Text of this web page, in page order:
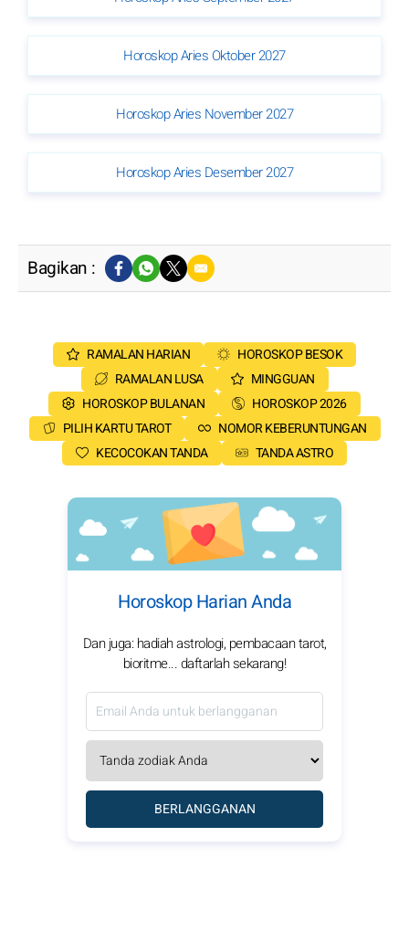
Horoskop Aries Oktober 2027
Horoskop Aries November 2027
Horoskop Aries Desember 2027
Bagikan :
RAMALAN HARIAN
HOROSKOP BESOK
RAMALAN LUSA
MINGGUAN
HOROSKOP BULANAN
HOROSKOP 2026
PILIH KARTU TAROT
NOMOR KEBERUNTUNGAN
KECOCOKAN TANDA
TANDA ASTRO
Horoskop Harian Anda
Dan juga: hadiah astrologi, pembacaan tarot,
bioritme... daftarlah sekarang!
BERLANGGANAN